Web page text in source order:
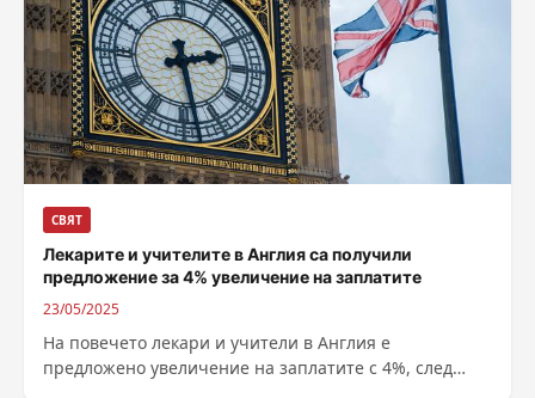
СВЯТ
Лекарите и учителите в Англия са получили
предложение за 4% увеличение на заплатите
23/05/2025
На повечето лекари и учители в Англия е
предложено увеличение на заплатите с 4%, след